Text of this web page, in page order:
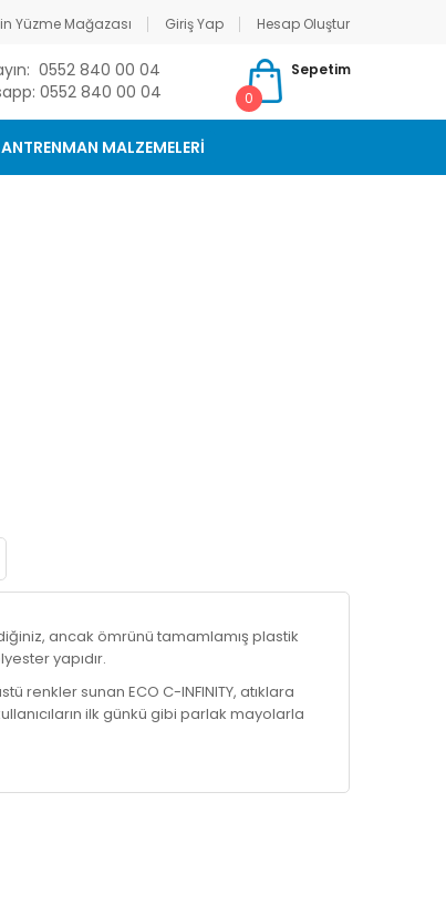
Yüzme Mağazası Giriş Yap
Hesap Oluştur
0552 840 00 04
0552 840 00 04
Sepetim
0
ANTRENMAN MALZEMELERİ
ancak ömrünü tamamlamış plastik
yapıdır.
renkler sunan ECO C-INFINITY, atıklara
ilk günkü gibi parlak mayolarla